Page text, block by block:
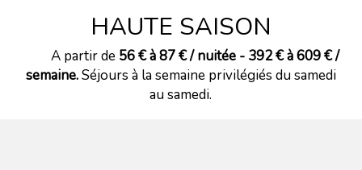
HAUTE SAISON
A partir de 56 € à 87 € / nuitée - 392 € à 609 € /
semaine.Séjours à la semaine privilégiés du samedi
au samedi.